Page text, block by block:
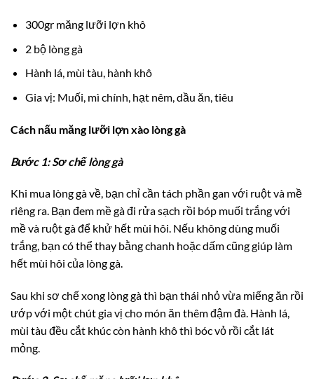
300gr măng lưỡi lợn khô
2 bộ lòng gà
Hành lá, mùi tàu, hành khô
Gia vị: Muối, mì chính, hạt nêm, dầu ăn, tiêu
Cách nấu măng lưỡi lợn xào lòng gà
Bước 1: Sơ chế lòng gà
Khi mua lòng gà về, bạn chỉ cần tách phần gan với ruột và mề
riêng ra. Bạn đem mề gà đi rửa sạch rồi bóp muối trắng với
mề và ruột gà để khử hết mùi hôi. Nếu không dùng muối
trắng, bạn có thể thay bằng chanh hoặc dấm cũng giúp làm
hết mùi hôi của lòng gà.
Sau khi sơ chế xong lòng gà thì bạn thái nhỏ vừa miếng ăn rồi
ướp với một chút gia vị cho món ăn thêm đậm đà. Hành lá,
mùi tàu đều cắt khúc còn hành khô thì bóc vỏ rồi cắt lát
mỏng.